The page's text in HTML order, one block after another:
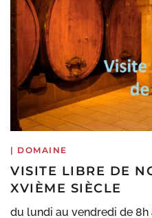
| DOMAINE
VISITE LIBRE DE
XVIÈME SIÈCLE
du lundi au vendredi de 8h